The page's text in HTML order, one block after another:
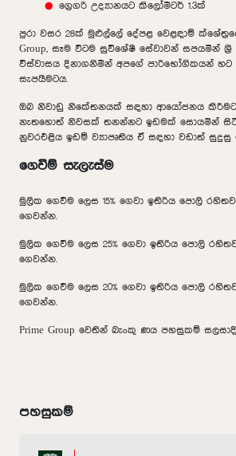
ග්‍රෙගරි උද්‍යානයට කිලෝමීටර් 1.3ක්
පුරා වසර 28ක් මුළුල්ලේ දේපළ වෙළඳාම්
Group, සෑම විටම සුවිශේෂී සේවාවන් සපයමින්
විස්වාසය දිනාගනිමින් අපගේ පාරිභෝගිකයන් හට
සැපයීමටය.
ඔබ නිවාඩු නිකේතනයක් සඳහා ආයෝජනය
නැතහොත් නිවසක් තනන්නට ඉඩමක් සොයමින්
නුවරඑළිය ඉඩම් ව්‍යාපෘතිය ඒ සඳහා වඩාත් සුදුසු
ගෙවීම් සැලැස්ම
මුලික ගෙවීම ලෙස 15% ගෙවා ඉතිරිය පොලි
ගෙවන්න.
මුලික ගෙවීම ලෙස 25% ගෙවා ඉතිරිය පොලි
ගෙවන්න.
මුලික ගෙවීම ලෙස 20% ගෙවා ඉතිරිය පොලි
ගෙවන්න.
Prime Group වෙතින් බැංකු ණය පහසුකම්
පහසුකම්